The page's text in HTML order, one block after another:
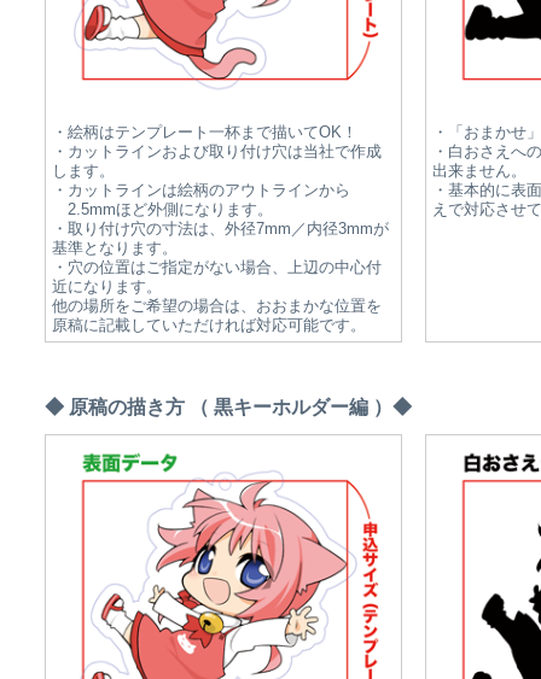
・絵柄はテンプレート一杯まで描いてOK！
・カットラインおよび取り付け穴は当社で作成
します。
・カットラインは絵柄のアウトラインから
2.5mmほど外側になります。
・取り付け穴の寸法は、外径7mm／内径3mmが
基準となります。
・穴の位置はご指定がない場合、上辺の中心付
近になります。
他の場所をご希望の場合は、おおまかな位置を
原稿に記載していただければ対応可能です。
・「おまかせ
・白おさえへ
出来ません。
・基本的に表
えで対応させ
◆ 原稿の描き方 （ 黒キーホルダー編 ）◆